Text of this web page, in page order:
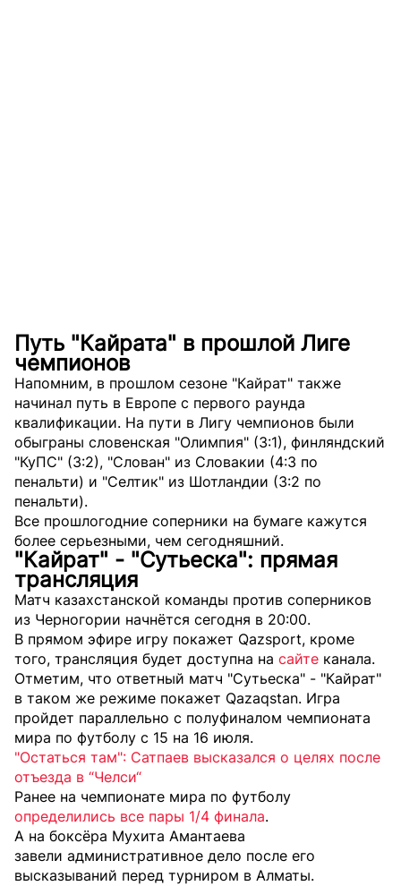
Путь "Кайрата" в прошлой Лиге
чемпионов
Напомним, в прошлом сезоне "Кайрат" также
начинал путь в Европе с первого раунда
квалификации. На пути в Лигу чемпионов были
обыграны словенская "Олимпия" (3:1), финляндский
"КуПС" (3:2), "Слован" из Словакии (4:3 по
пенальти) и "Селтик" из Шотландии (3:2 по
пенальти).
Все прошлогодние соперники на бумаге кажутся
более серьезными, чем сегодняшний.
"Кайрат" - "Сутьеска": прямая
трансляция
Матч казахстанской команды против соперников
из Черногории начнётся сегодня в 20:00.
В прямом эфире игру покажет Qazsport, кроме
того, трансляция будет доступна на сайте канала.
Отметим, что ответный матч "Сутьеска" - "Кайрат"
в таком же режиме покажет Qazaqstan. Игра
пройдет параллельно с полуфиналом чемпионата
мира по футболу с 15 на 16 июля.
"Остаться там": Сатпаев высказался о целях после
отъезда в “Челси“
Ранее на чемпионате мира по футболу
определились все пары 1/4 финала.
А на боксёра Мухита Амантаева
завели административное дело после его
высказываний перед турниром в Алматы.